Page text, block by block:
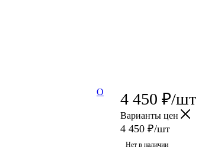
4 450 ₽/шт
Варианты цен
4 450 ₽/шт
Нет в наличии
О